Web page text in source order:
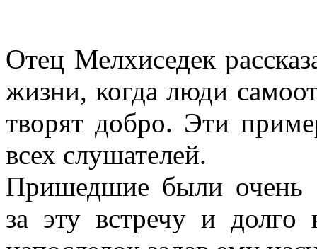
Отец Мелхиседек
жизни, когда люди
творят добро. Эти
всех слушателей.
Пришедшие были очень
за эту встречу и долго